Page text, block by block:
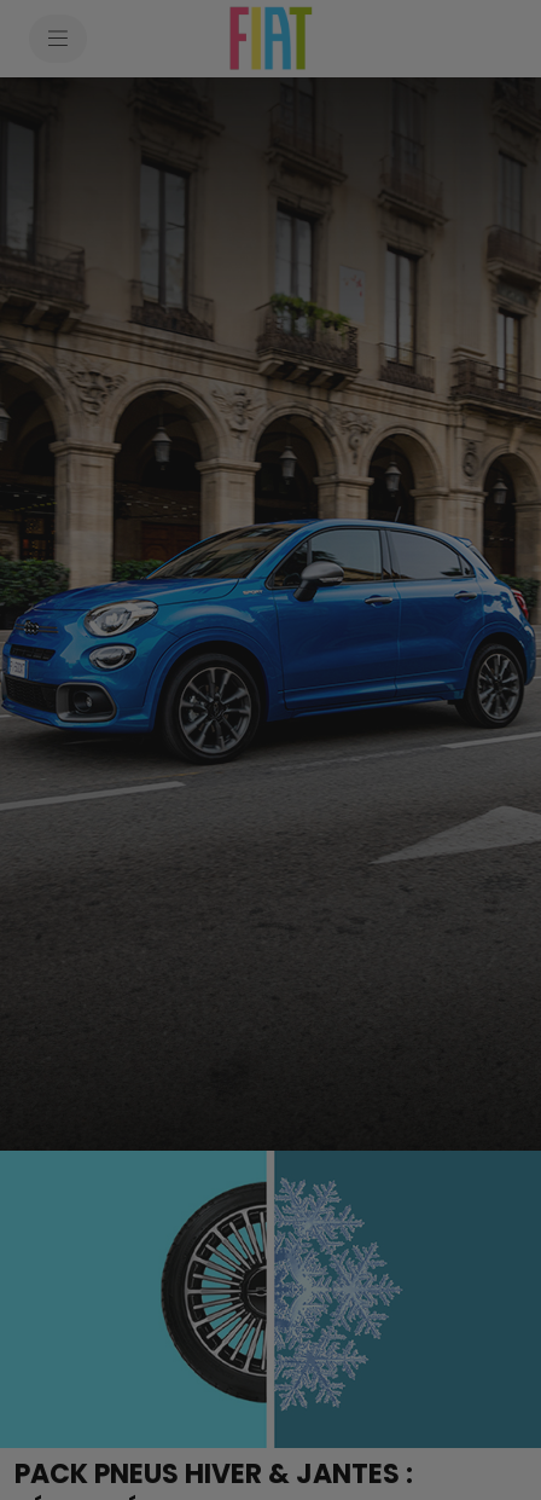
Nous sélectionnons nos pneus auprès de
fabricants internationaux dont l'expertise est
reconnue. Rigoureusement testés pour leur
fiabilité et leur compatibilité avec votre Fiat,
ces pneus offrent des qualités techniques
remarquables et des garanties de sécurité.
Demandez conseil à votre spécialiste Fiat pour
véhicule, votre style de conduite et votre
budget.
PACK PNEUS HIVER & JANTES :